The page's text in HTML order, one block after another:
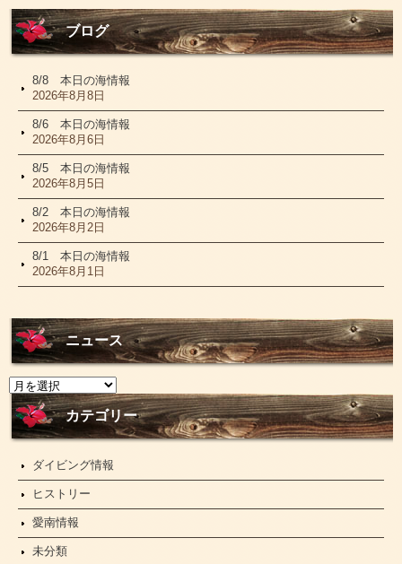
ブログ
8/8 本日の海情報
2026年8月8日
8/6 本日の海情報
2026年8月6日
8/5 本日の海情報
2026年8月5日
8/2 本日の海情報
2026年8月2日
8/1 本日の海情報
2026年8月1日
ニュース
ニ
ュ
ー
カテゴリー
ダイビング情報
ヒストリー
愛南情報
未分類